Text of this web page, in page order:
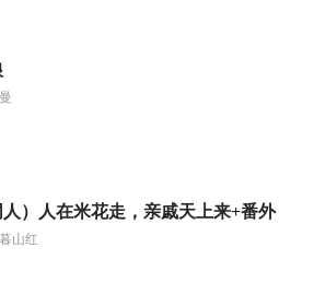
人）人在米花走，亲戚天上来+番外
山红